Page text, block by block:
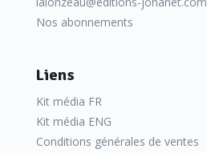
Nos abonnements
Liens
Kit média FR
Kit média ENG
Conditions générales de ventes